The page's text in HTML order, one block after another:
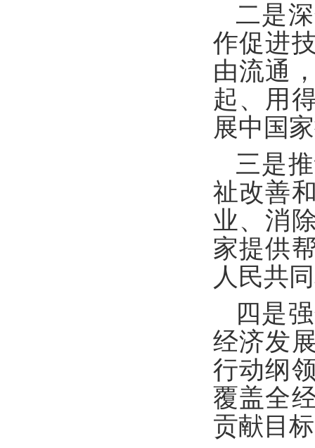
二是
作促进
由流通
起、用
展中国
三是
祉改善
业、消
家提供
人民共
四是
经济发
行动纲
覆盖全
贡献目